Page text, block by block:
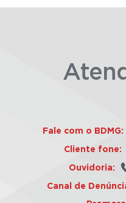
Fale com o BDMG:
Cliente fone:
Ouvidoria:
Canal de